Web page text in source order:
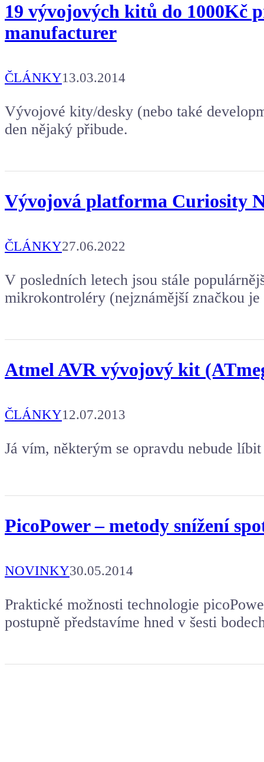
19 vývojových kitů do 1000Kč
manufacturer
ČLÁNKY13.03.2014
Vývojové kity/desky (nebo také
den nějaký přibude.
Vývojová platforma Curiosity
ČLÁNKY27.06.2022
V posledních letech jsou stále
mikrokontroléry (nejznámější značkou
Atmel AVR vývojový kit
ČLÁNKY12.07.2013
Já vím, některým se opravdu nebude
PicoPower – metody snížení
NOVINKY30.05.2014
Praktické možnosti technologie
postupně představíme hned v šesti